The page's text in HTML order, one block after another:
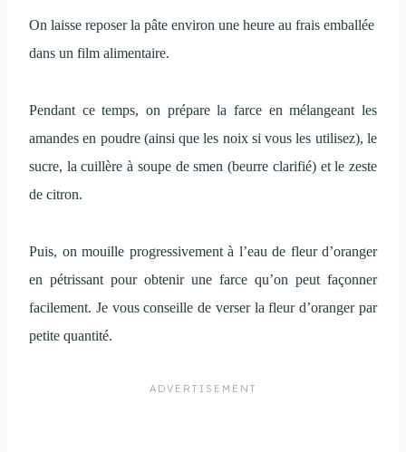
On laisse reposer la pâte environ une heure au frais emballée
dans un film alimentaire.
Pendant ce temps, on prépare la farce en mélangeant les
amandes en poudre (ainsi que les noix si vous les utilisez), le
sucre, la cuillère à soupe de smen (beurre clarifié) et le zeste
de citron.
Puis, on mouille progressivement à l’eau de fleur d’oranger
en pétrissant pour obtenir une farce qu’on peut façonner
facilement. Je vous conseille de verser la fleur d’oranger par
petite quantité.